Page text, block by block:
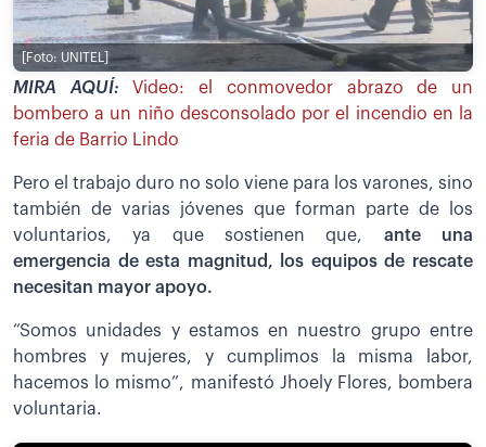
[Foto: UNITEL]
MIRA AQUÍ: Video: el conmovedor abrazo de un
bombero a un niño desconsolado por el incendio en la
feria de Barrio Lindo
Pero el trabajo duro no solo viene para los varones, sino
también de varias jóvenes que forman parte de los
voluntarios, ya que sostienen que, ante una
emergencia de esta magnitud, los equipos de rescate
necesitan mayor apoyo.
“Somos unidades y estamos en nuestro grupo entre
hombres y mujeres, y cumplimos la misma labor,
hacemos lo mismo”, manifestó Jhoely Flores, bombera
voluntaria.